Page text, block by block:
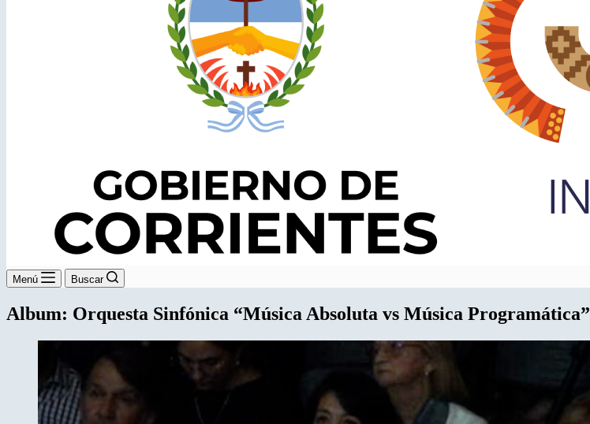
Menú Buscar
Album: Orquesta Sinfónica “Música Absoluta vs Música Programática”